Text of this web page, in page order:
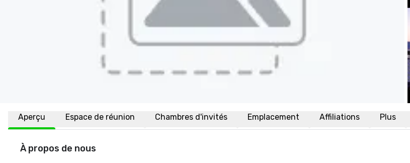
Aperçu Espace de réunion Chambres d'invités Emplacement Affiliations Plus
À propos de nous